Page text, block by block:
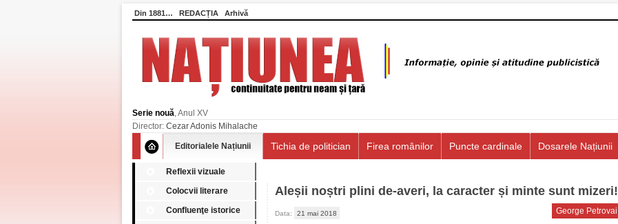
Din 1881… REDACȚIA Arhivă
Serie nouă, Anul XV
Director: Cezar Adonis Mihalache
Editorialele Națiunii Tichia de politician Firea românilor Puncte cardinale Dosarele Națiunii
Reflexii vizuale
Colocvii literare
Confluenţe istorice
Aleșii noștri plini de-averi, la caracter și minte sunt mizeri!
Data: 21 mai 2018 George Petrovai